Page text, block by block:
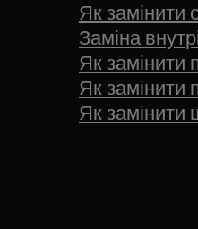
Як замінити
Заміна
Як замінити
Як замінити
Як замінити